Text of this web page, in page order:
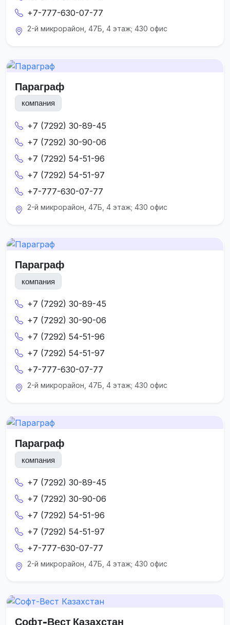
+7-777-630-07-77
2-й микрорайон, 47Б, 4 этаж; 430 офис
Параграф
компания
+7 (7292) 30-89-45
+7 (7292) 30-90-06
+7 (7292) 54-51-96
+7 (7292) 54-51-97
+7-777-630-07-77
2-й микрорайон, 47Б, 4 этаж; 430 офис
Параграф
компания
+7 (7292) 30-89-45
+7 (7292) 30-90-06
+7 (7292) 54-51-96
+7 (7292) 54-51-97
+7-777-630-07-77
2-й микрорайон, 47Б, 4 этаж; 430 офис
Параграф
компания
+7 (7292) 30-89-45
+7 (7292) 30-90-06
+7 (7292) 54-51-96
+7 (7292) 54-51-97
+7-777-630-07-77
2-й микрорайон, 47Б, 4 этаж; 430 офис
Софт-Вест Казахстан